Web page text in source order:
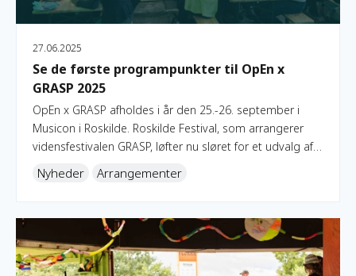
27.06.2025
Se de første programpunkter til OpEn x
GRASP 2025
OpEn x GRASP afholdes i år den 25.-26. september i
Musicon i Roskilde. Roskilde Festival, som arrangerer
vidensfestivalen GRASP, løfter nu sløret for et udvalg af
Vidensfestival.
Nyheder Arrangementer
OpEn holder engagementsrundvisning på Roskilde Festival